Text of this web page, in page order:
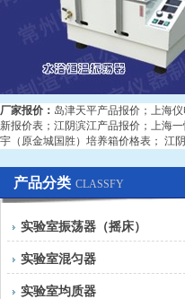
厂家报价： 岛津天平产品报价 ； 上海
新报价表 ； 江阴滨江产品报价 ； 上海
宇（原金城国胜）培养箱价格表 ； 江
产品分类 CLASSFY
实验室振荡器（摇床）
实验室混匀器
实验室均质器